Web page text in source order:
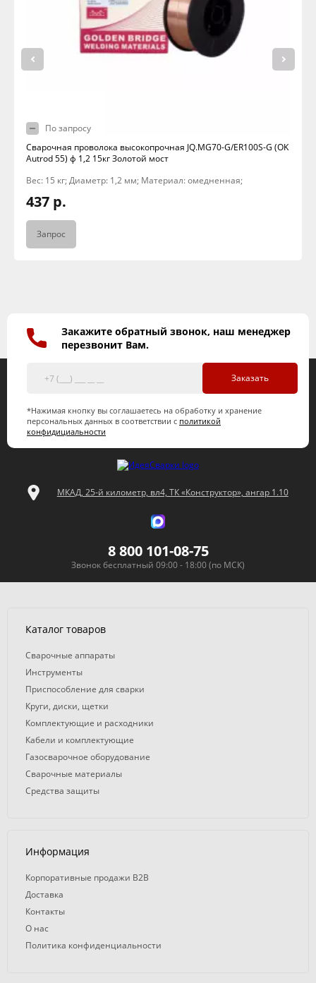
По запросу
Сварочная проволока высокопрочная JQ.MG70-G/ER100S-G (OK
Autrod 55) ф 1,2 15кг Золотой мост
Вес: 15 кг; Диаметр: 1,2 мм; Материал: омедненная;
437 р.
Запрос
Закажите обратный звонок, наш менеджер
перезвонит Вам.
Заказать
*Нажимая кнопку вы соглашаетесь на обработку и хранение
персональных данных в соответствии с политикой
конфидициальности
МКАД, 25-й километр, вл4, ТК «Конструктор», ангар 1.10
8 800 101-08-75
Звонок бесплатный 09:00 - 18:00 (по МСК)
Каталог товаров
Сварочные аппараты
Инструменты
Приспособление для сварки
Круги, диски, щетки
Комплектующие и расходники
Кабели и комплектующие
Газосварочное оборудование
Сварочные материалы
Средства защиты
Информация
Корпоративные продажи B2B
Доставка
Контакты
О нас
Политика конфиденциальности